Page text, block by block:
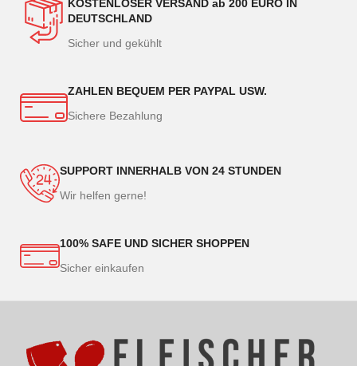
KOSTENLOSER VERSAND ab 200 EURO IN
DEUTSCHLAND
Sicher und gekühlt
ZAHLEN BEQUEM PER PAYPAL USW.
Sichere Bezahlung
SUPPORT INNERHALB VON 24 STUNDEN
Wir helfen gerne!
100% SAFE UND SICHER SHOPPEN
Sicher einkaufen